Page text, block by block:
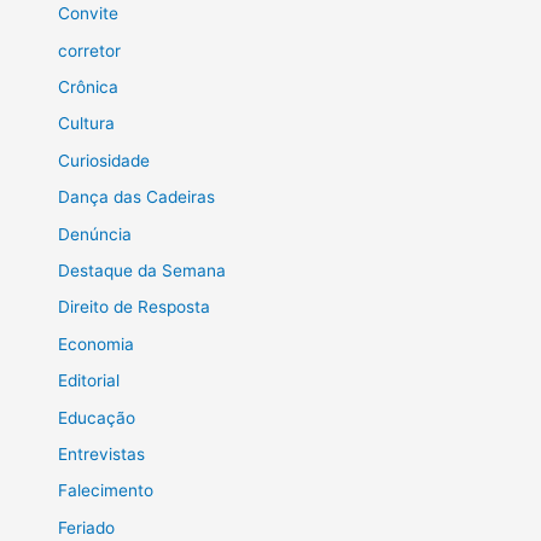
Convite
corretor
Crônica
Cultura
Curiosidade
Dança das Cadeiras
Denúncia
Destaque da Semana
Direito de Resposta
Economia
Editorial
Educação
Entrevistas
Falecimento
Feriado